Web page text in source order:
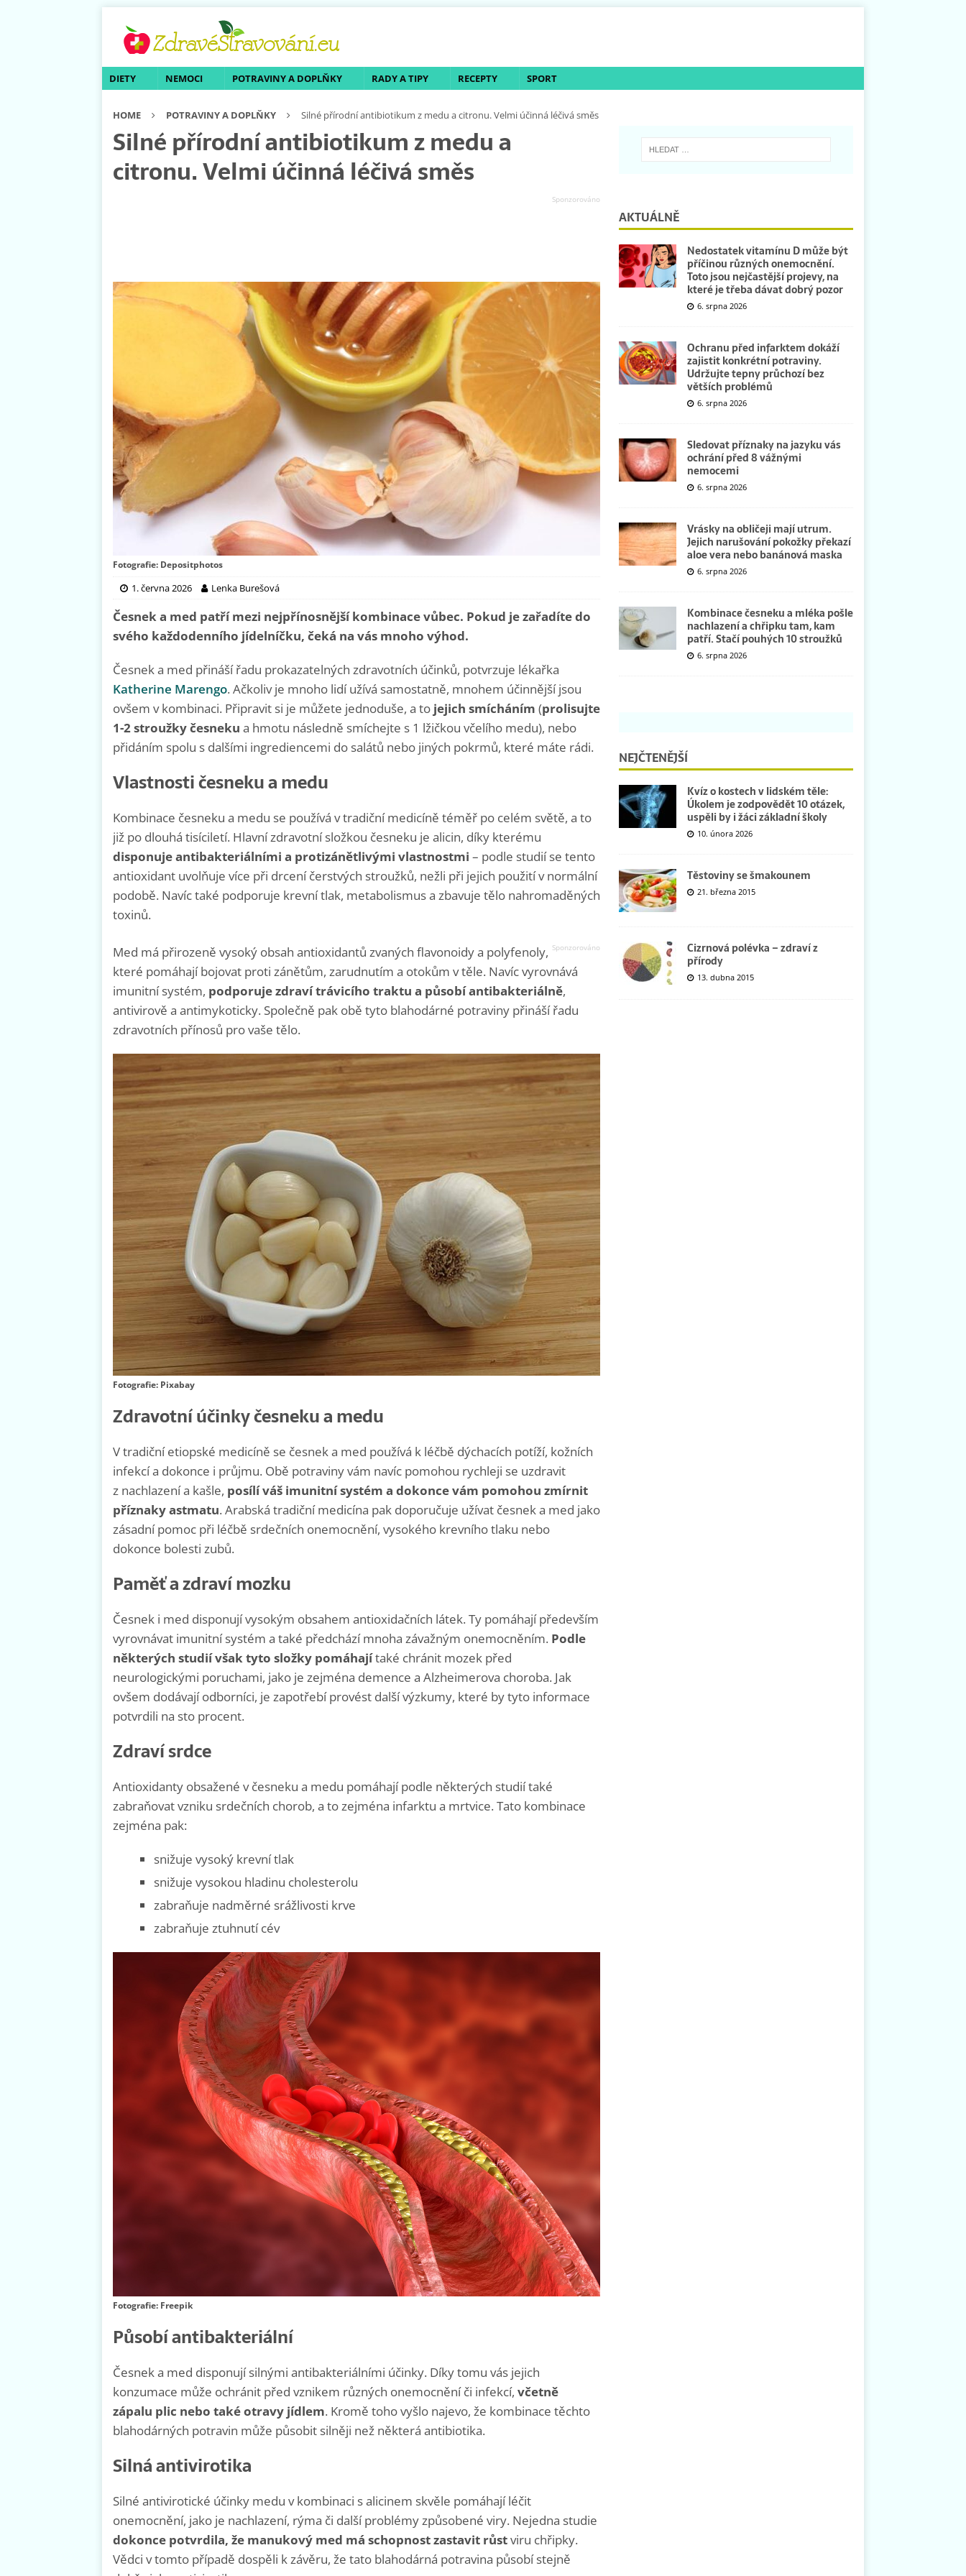
DIETY NEMOCI POTRAVINY A DOPLŇKY RADY A TIPY RECEPTY SPORT
HOME POTRAVINY A DOPLŇKY Silné přírodní antibiotikum z medu a citronu. Velmi účinná léčivá směs
Silné přírodní antibiotikum z medu a
citronu. Velmi účinná léčivá směs
Fotografie: Depositphotos
1. června 2026 Lenka Burešová
Česnek a med patří mezi nejpřínosnější kombinace vůbec. Pokud je zařadíte do
svého každodenního jídelníčku, čeká na vás mnoho výhod.
Česnek a med přináší řadu prokazatelných zdravotních účinků, potvrzuje lékařka
Katherine Marengo. Ačkoliv je mnoho lidí užívá samostatně, mnohem účinnější jsou
ovšem v kombinaci. Připravit si je můžete jednoduše, a to jejich smícháním (prolisujte
1-2 stroužky česneku a hmotu následně smíchejte s 1 lžičkou včelího medu), nebo
přidáním spolu s dalšími ingrediencemi do salátů nebo jiných pokrmů, které máte rádi.
Vlastnosti česneku a medu
Kombinace česneku a medu se používá v tradiční medicíně téměř po celém světě, a to
již po dlouhá tisíciletí. Hlavní zdravotní složkou česneku je alicin, díky kterému
disponuje antibakteriálními a protizánětlivými vlastnostmi – podle studií se tento
antioxidant uvolňuje více při drcení čerstvých stroužků, nežli při jejich použití v normální
podobě. Navíc také podporuje krevní tlak, metabolismus a zbavuje tělo nahromaděných
toxinů.
Med má přirozeně vysoký obsah antioxidantů zvaných flavonoidy a polyfenoly,
které pomáhají bojovat proti zánětům, zarudnutím a otokům v těle. Navíc vyrovnává
imunitní systém, podporuje zdraví trávicího traktu a působí antibakteriálně,
antivirově a antimykoticky. Společně pak obě tyto blahodárné potraviny přináší řadu
zdravotních přínosů pro vaše tělo.
Fotografie: Pixabay
Zdravotní účinky česneku a medu
V tradiční etiopské medicíně se česnek a med používá k léčbě dýchacích potíží, kožních
infekcí a dokonce i průjmu. Obě potraviny vám navíc pomohou rychleji se uzdravit
z nachlazení a kašle, posílí váš imunitní systém a dokonce vám pomohou zmírnit
příznaky astmatu. Arabská tradiční medicína pak doporučuje užívat česnek a med jako
zásadní pomoc při léčbě srdečních onemocnění, vysokého krevního tlaku nebo
dokonce bolesti zubů.
Paměť a zdraví mozku
Česnek i med disponují vysokým obsahem antioxidačních látek. Ty pomáhají především
vyrovnávat imunitní systém a také předchází mnoha závažným onemocněním. Podle
některých studií však tyto složky pomáhajítaké chránit mozek před
neurologickými poruchami, jako je zejména demence a Alzheimerova choroba. Jak
ovšem dodávají odborníci, je zapotřebí provést další výzkumy, které by tyto informace
potvrdili na sto procent.
Zdraví srdce
Antioxidanty obsažené v česneku a medu pomáhají podle některých studií také
zabraňovat vzniku srdečních chorob, a to zejména infarktu a mrtvice. Tato kombinace
zejména pak:
snižuje vysoký krevní tlak
snižuje vysokou hladinu cholesterolu
zabraňuje nadměrné srážlivosti krve
zabraňuje ztuhnutí cév
Fotografie: Freepik
Působí antibakteriální
Česnek a med disponují silnými antibakteriálními účinky. Díky tomu vás jejich
konzumace může ochránit před vznikem různých onemocnění či infekcí, včetně
zápalu plic nebo také otravy jídlem. Kromě toho vyšlo najevo, že kombinace těchto
blahodárných potravin může působit silněji než některá antibiotika.
Silná antivirotika
Silné antivirotické účinky medu v kombinaci s alicinem skvěle pomáhají léčit
onemocnění, jako je nachlazení, rýma či další problémy způsobené viry. Nejedna studie
dokonce potvrdila, že manukový med má schopnost zastavit růstviru chřipky.
Vědci v tomto případě dospěli k závěru, že tato blahodárná potravina působí stejně
AKTUÁLNĚ
Nedostatek vitamínu D může být
příčinou různých onemocnění.
Toto jsou nejčastější projevy, na
které je třeba dávat dobrý pozor
6. srpna 2026
Ochranu před infarktem dokáží
zajistit konkrétní potraviny.
Udržujte tepny průchozí bez
větších problémů
6. srpna 2026
Sledovat příznaky na jazyku vás
ochrání před 8 vážnými
nemocemi
6. srpna 2026
Vrásky na obličeji mají utrum.
Jejich narušování pokožky překazí
aloe vera nebo banánová maska
6. srpna 2026
Kombinace česneku a mléka pošle
nachlazení a chřipku tam, kam
patří. Stačí pouhých 10 stroužků
6. srpna 2026
NEJČTENĚJŠÍ
Kvíz o kostech v lidském těle:
Úkolem je zodpovědět 10 otázek,
uspěli by i žáci základní školy
10. února 2026
Těstoviny se šmakounem
21. března 2015
Cizrnová polévka – zdraví z
přírody
13. dubna 2015